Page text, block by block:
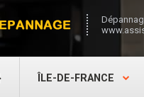
DÉPANNAGE
ÎLE-DE-FRANCE